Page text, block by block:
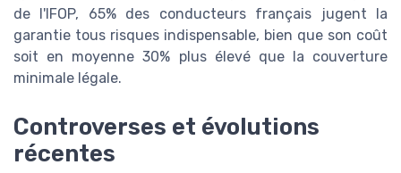
de l'IFOP, 65% des conducteurs français jugent la
garantie tous risques indispensable, bien que son coût
soit en moyenne 30% plus élevé que la couverture
minimale légale.
Controverses et évolutions
récentes